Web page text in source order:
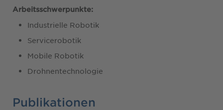
Arbeitsschwerpunkte:
Industrielle Robotik
Servicerobotik
Mobile Robotik
Drohnentechnologie
Publikationen